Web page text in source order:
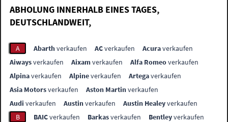
ABHOLUNG INNERHALB EINES TAGES,
DEUTSCHLANDWEIT,
A Abarthverkaufen ACverkaufen Acuraverkaufen
Aiwaysverkaufen Aixamverkaufen Alfa Romeoverkaufen
Alpinaverkaufen Alpineverkaufen Artegaverkaufen
Asia Motorsverkaufen Aston Martinverkaufen
Audi verkaufen Austinverkaufen Austin Healeyverkaufen
B
BAICverkaufen Barkasverkaufen Bentleyverkaufen